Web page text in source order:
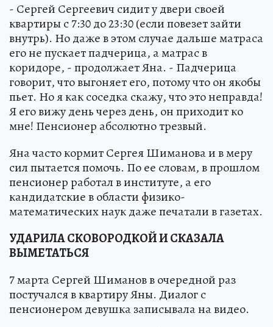
- Сергей Сергеевич сидит у двери своей
квартиры с 7:30 до 23:30 (если повезет зайти
внутрь). Но даже в этом случае дальше матраса
его не пускает падчерица, а матрас в
коридоре, - продолжает Яна. - Падчерица
говорит, что выгоняет его, потому что он якобы
пьет. Но я как соседка скажу, что это неправда!
Я его вижу день через день, он приходит ко
мне! Пенсионер абсолютно трезвый.
Яна часто кормит Сергея Шиманова и в меру
сил пытается помочь. По ее словам, в прошлом
пенсионер работал в институте, а его
кандидатские в области физико-
математических наук даже печатали в газетах.
УДАРИЛА СКОВОРОДКОЙ И СКАЗАЛА
ВЫМЕТАТЬСЯ
7 марта Сергей Шиманов в очередной раз
постучался в квартиру Яны. Диалог с
пенсионером девушка записывала на видео.